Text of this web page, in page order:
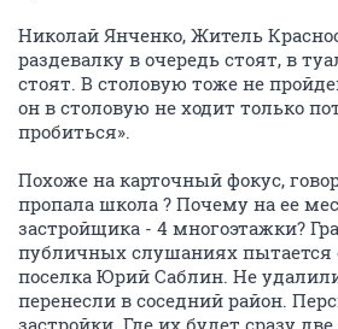
Николай Янченко, Житель
раздевалку в очередь стоят, в
стоят. В столовую тоже не
он в столовую не ходит только
пробиться».
Похоже на карточный фокус,
пропала школа ? Почему на ее
застройщика - 4 многоэтажки?
публичных слушаниях пытается
поселка Юрий Саблин. Не
перенесли в соседний район.
застройки. Где их будет сразу две.